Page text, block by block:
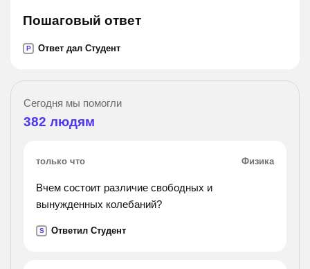
Пошаговый ответ
P Ответ дал Студент
Сегодня мы помогли
382 людям
только что Физика
Вчем состоит различие свободных и
вынужденных колебаний?
S Ответил Студент